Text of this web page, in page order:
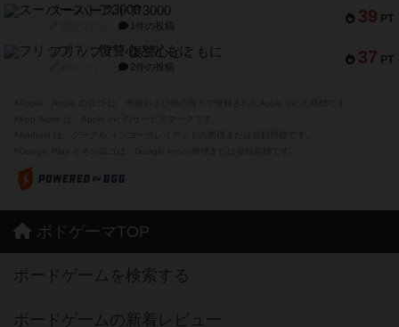
39 PT
スーパーストア3000
1件の投稿
37 PT
フリップ７：復讐心とともに
2件の投稿
ボドゲーマTOP
ボードゲームを検索する
ボードゲームの新着レビュー